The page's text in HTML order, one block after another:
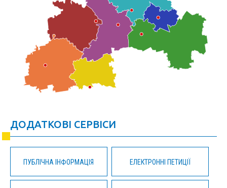
ДОДАТКОВІ СЕРВІСИ
ПУБЛІЧНА ІНФОРМАЦІЯ ЕЛЕКТРОННІ ПЕТИЦІЇ